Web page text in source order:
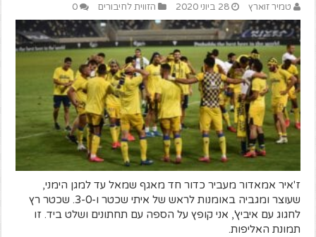
טמיר זוארץ 28 ביוני 2020 הזווית לחיבורים 0
ז'איר אמאדור מעביר כדור חד מאגף שמאל עד למגן הימני,
שעוצר ומגביה באומנות לראש של איתי שכטר ו-3-0. שכטר רץ
לחגוג עם איביץ', אני קופץ על הספה עם תחתונים ושלט ביד. זו
תמונת האליפות.